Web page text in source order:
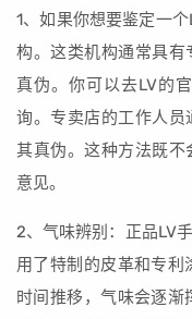
1、如果你想要鉴定一
构。这类机构通常具有
真伪。你可以去LV的
询。专卖店的工作人
其真伪。这种方法既不
意见。
2、气味辨别：正品LV
用了特制的皮革和专利
时间推移，气味会逐渐